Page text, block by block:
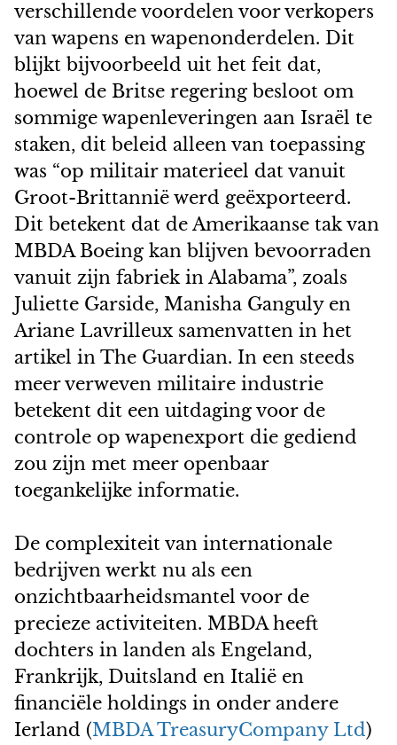
verschillende voordelen voor verkopers
van wapens en wapenonderdelen. Dit
blijkt bijvoorbeeld uit het feit dat,
hoewel de Britse regering besloot om
sommige wapenleveringen aan Israël te
staken, dit beleid alleen van toepassing
was “op militair materieel dat vanuit
Groot-Brittannië werd geëxporteerd.
Dit betekent dat de Amerikaanse tak van
MBDA Boeing kan blijven bevoorraden
vanuit zijn fabriek in Alabama”, zoals
Juliette Garside, Manisha Ganguly en
Ariane Lavrilleux samenvatten in het
artikel in The Guardian. In een steeds
meer verweven militaire industrie
betekent dit een uitdaging voor de
controle op wapenexport die gediend
zou zijn met meer openbaar
toegankelijke informatie.
De complexiteit van internationale
bedrijven werkt nu als een
onzichtbaarheidsmantel voor de
precieze activiteiten. MBDA heeft
dochters in landen als Engeland,
Frankrijk, Duitsland en Italië en
financiële holdings in onder andere
Ierland (MBDA TreasuryCompany Ltd)